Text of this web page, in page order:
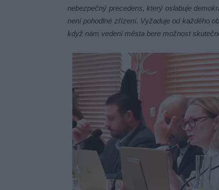
nebezpečný precedens, který oslabuje
není pohodlné zřízení. Vyžaduje od každého
když nám vedení města bere možnost